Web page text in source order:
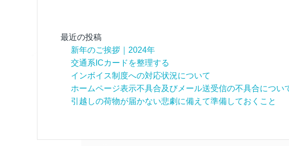
最近の投稿
新年のご挨拶｜2024年
交通系ICカードを整理する
インボイス制度への対応状況について
ホームページ表示不具合及びメール送受信の不具合につい
引越しの荷物が届かない悲劇に備えて準備しておくこと